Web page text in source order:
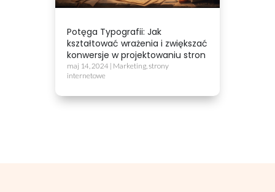
Potęga Typografii: Jak
kształtować wrażenia i zwiększać
konwersje w projektowaniu stron
maj 14, 2024 | Marketing,strony
internetowe